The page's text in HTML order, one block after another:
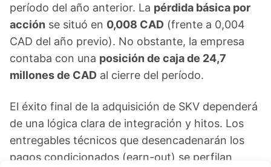
período del año anterior. La pérdida básica por
acción se situó en 0,008 CAD (frente a 0,004
CAD del año previo). No obstante, la empresa
contaba con una posición de caja de 24,7
millones de CAD al cierre del período.
El éxito final de la adquisición de SKV dependerá
de una lógica clara de integración y hitos. Los
entregables técnicos que desencadenarán los
pagos condicionados (earn-out) se perfilan